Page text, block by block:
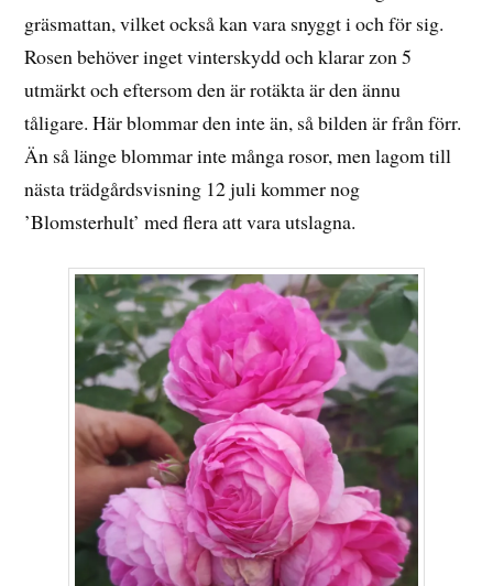
gräsmattan, vilket också kan vara snyggt i och för sig.
Rosen behöver inget vinterskydd och klarar zon 5
utmärkt och eftersom den är rotäkta är den ännu
tåligare. Här blommar den inte än, så bilden är från förr.
Än så länge blommar inte många rosor, men lagom till
nästa trädgårdsvisning 12 juli kommer nog
’Blomsterhult’ med flera att vara utslagna.